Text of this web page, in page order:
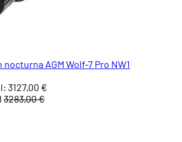
AGM Wolf-7 Pro NW1
3127,00 €
3283,00 €